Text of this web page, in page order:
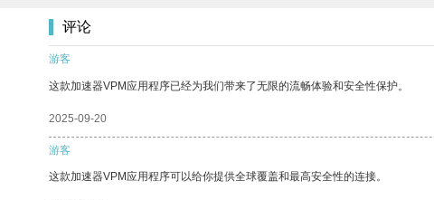
评论
游客
这款加速器VPM应用程序已经为我们带来了无限的流畅体验和安全性保护。
2025-09-20
游客
这款加速器VPM应用程序可以给你提供全球覆盖和最高安全性的连接。